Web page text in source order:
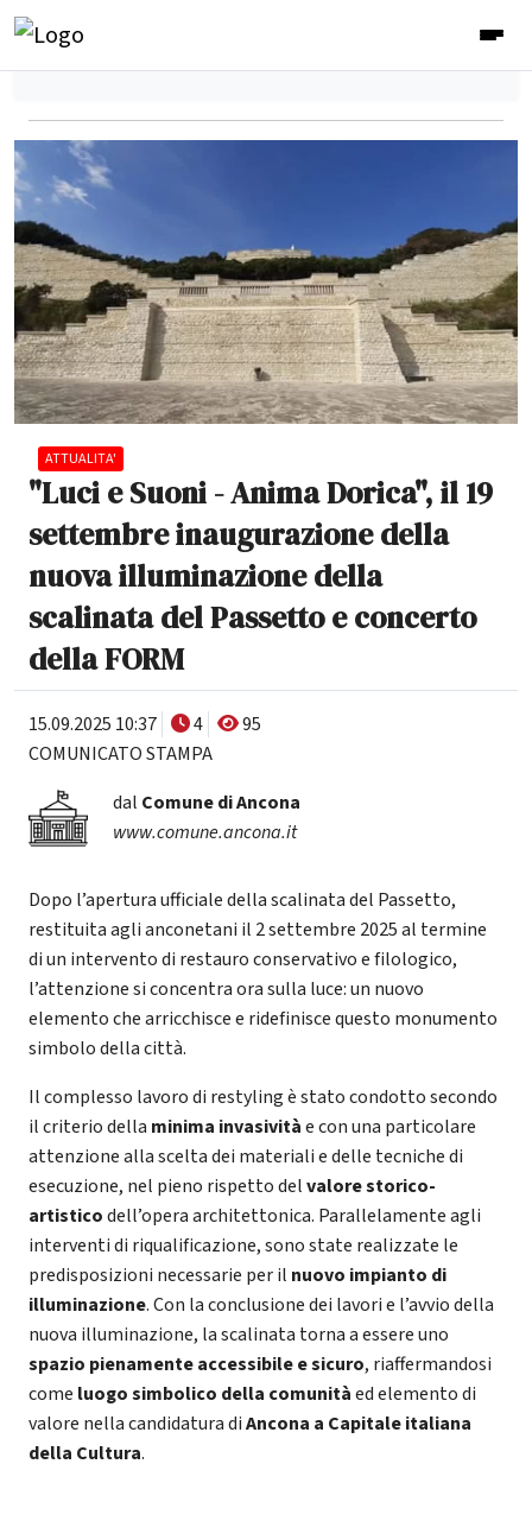
ATTUALITA'
"Luci e Suoni - Anima Dorica", il 19
settembre inaugurazione della
nuova illuminazione della
scalinata del Passetto e concerto
della FORM
15.09.2025 10:37 4
95
COMUNICATO STAMPA
dal Comune di Ancona
www.comune.ancona.it
Dopo l’apertura ufficiale della scalinata del Passetto,
restituita agli anconetani il 2 settembre 2025 al termine
di un intervento di restauro conservativo e filologico,
l’attenzione si concentra ora sulla luce: un nuovo
elemento che arricchisce e ridefinisce questo monumento
simbolo della città.
Il complesso lavoro di restyling è stato condotto secondo
il criterio della minima invasivitàe con una particolare
attenzione alla scelta dei materiali e delle tecniche di
esecuzione, nel pieno rispetto delvalore storico-
artisticodell’opera architettonica. Parallelamente agli
interventi di riqualificazione, sono state realizzate le
predisposizioni necessarie per il nuovo impianto di
illuminazione. Con la conclusione dei lavori e l’avvio della
nuova illuminazione, la scalinata torna a essere uno
spazio pienamente accessibile e sicuro, riaffermandosi
come luogo simbolico della comunitàed elemento di
valore nella candidatura diAncona a Capitale italiana
della Cultura.